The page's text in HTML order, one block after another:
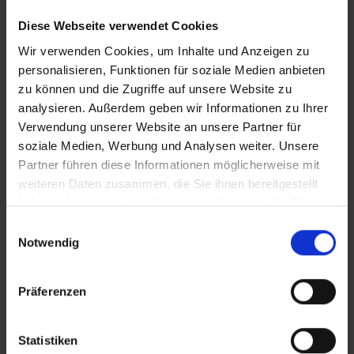
Diese Webseite verwendet Cookies
Wir verwenden Cookies, um Inhalte und Anzeigen zu
personalisieren, Funktionen für soziale Medien anbieten
zu können und die Zugriffe auf unsere Website zu
analysieren. Außerdem geben wir Informationen zu Ihrer
Verwendung unserer Website an unsere Partner für
soziale Medien, Werbung und Analysen weiter. Unsere
Partner führen diese Informationen möglicherweise mit
weiteren Daten zusammen, die Sie ihnen bereitgestellt
haben oder die sie im Rahmen Ihrer Nutzung der Dienste
Notwendig
Präferenzen
Statistiken
Beschreibung Lage
Auf den Hügeln von Toscolano/Maderno, zwischen den
Bergen und dem Gardasee, entsteht diese
außergewöhnliche Villa, konzipiert als exklusives privates
Resort. Die moderne Architektur verbindet sich mit
zeitgenössischer Eleganz und fügt sich dabei harmonisch
in die umgebende Naturlandschaft ein. So entsteht ein
stimmiges Gesamtkunstwerk, das Design, Raum und
Umgebung in besonderer Weise miteinander vereint.
Villa, Infinity-Pool, Garten und Landschaft verschmelzen zu
beeindruckenden Panoramablick über den südwestlichen
aus Baukörpern und Außenbereichen schafft ein